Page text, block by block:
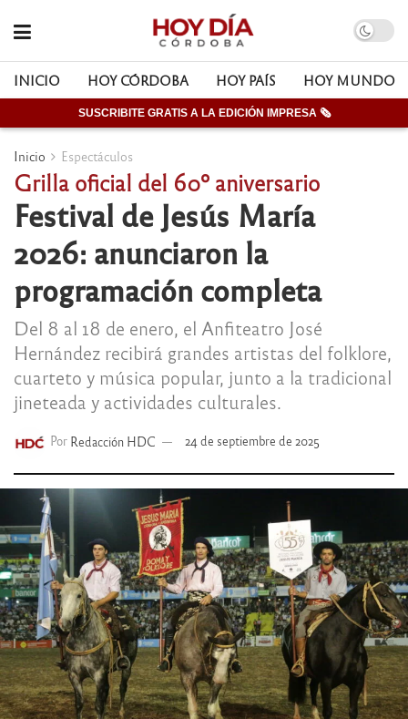
INICIO HOY CÓRDOBA HOY PAÍS HOY MUNDO
SUSCRIBITE GRATIS A LA EDICIÓN IMPRESA 🗞
Inicio Espectáculos
Grilla oficial del 60º aniversario
Festival de Jesús María
2026: anunciaron la
programación completa
Del 8 al 18 de enero, el Anfiteatro José
Hernández recibirá grandes artistas del folklore,
cuarteto y música popular, junto a la tradicional
jineteada y actividades culturales.
Por Redacción HDC 24 de septiembre de 2025